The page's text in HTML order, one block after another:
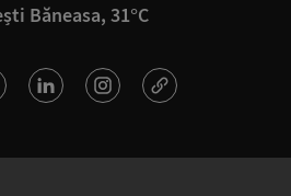
Băneasa, 31°C